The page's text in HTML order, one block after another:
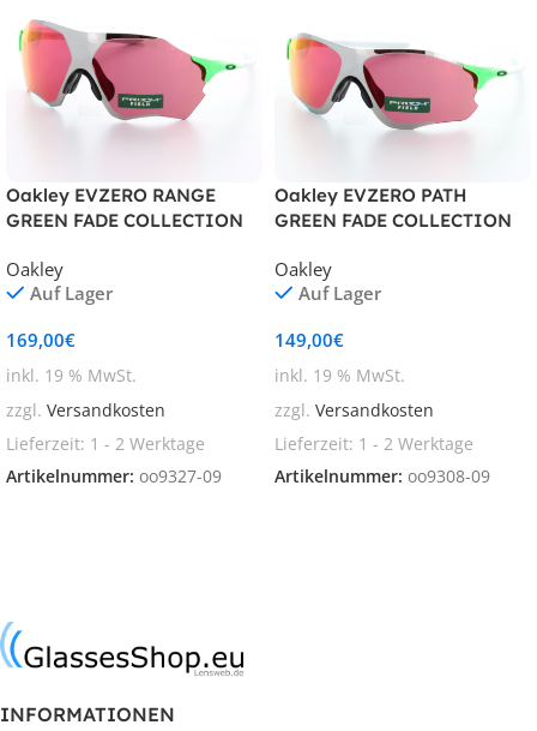
Oakley EVZERO RANGE
GREEN FADE COLLECTION
Oakley
Auf Lager
169,00€
inkl. 19 % MwSt.
zzgl. Versandkosten
Lieferzeit: 1 - 2 Werktage
Artikelnummer: oo9327-09
Oakley EVZERO PATH
GREEN FADE COLLECTION
Oakley
Auf Lager
149,00€
inkl. 19 % MwSt.
zzgl. Versandkosten
Lieferzeit: 1 - 2 Werktage
Artikelnummer: oo9308-09
INFORMATIONEN